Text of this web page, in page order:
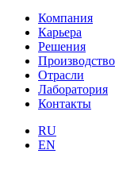
Компания
Карьера
Решения
Производство
Отрасли
Лаборатория
Контакты
RU
EN